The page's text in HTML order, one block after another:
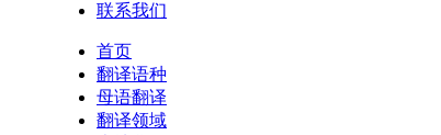
联系我们
首页
翻译语种
母语翻译
翻译领域